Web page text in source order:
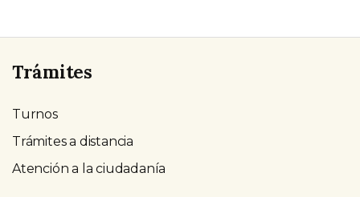
Trámites
Turnos
Trámites a distancia
Atención a la ciudadanía